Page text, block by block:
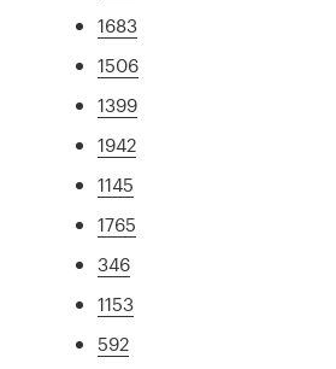
1683
1506
1399
1942
1145
1765
346
1153
592